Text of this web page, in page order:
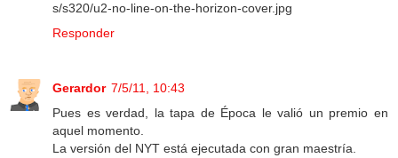
s/s320/u2-no-line-on-the-horizon-cover.jpg
Responder
Gerardor 7/5/11, 10:43
Pues es verdad, la tapa de Época le valió un premio en
aquel momento.
La versión del NYT está ejecutada con gran maestría.